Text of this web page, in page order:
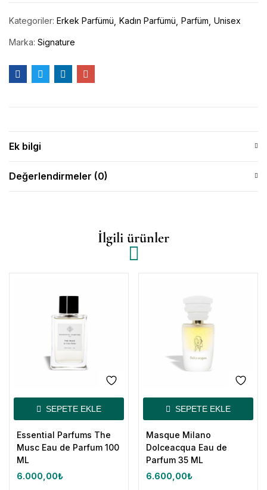
Kategoriler: Erkek Parfümü Kadın Parfümü Parfüm Unisex
Marka: Signature
Ek bilgi
Değerlendirmeler (0)
İlgili ürünler
SEPETE EKLE
Essential Parfums The
Musc Eau de Parfum 100
ML
6.000,00₺
SEPETE EKLE
Masque Milano
Dolceacqua Eau de
Parfum 35 ML
6.600,00₺